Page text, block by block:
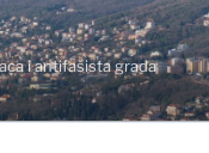
i antifašista grada